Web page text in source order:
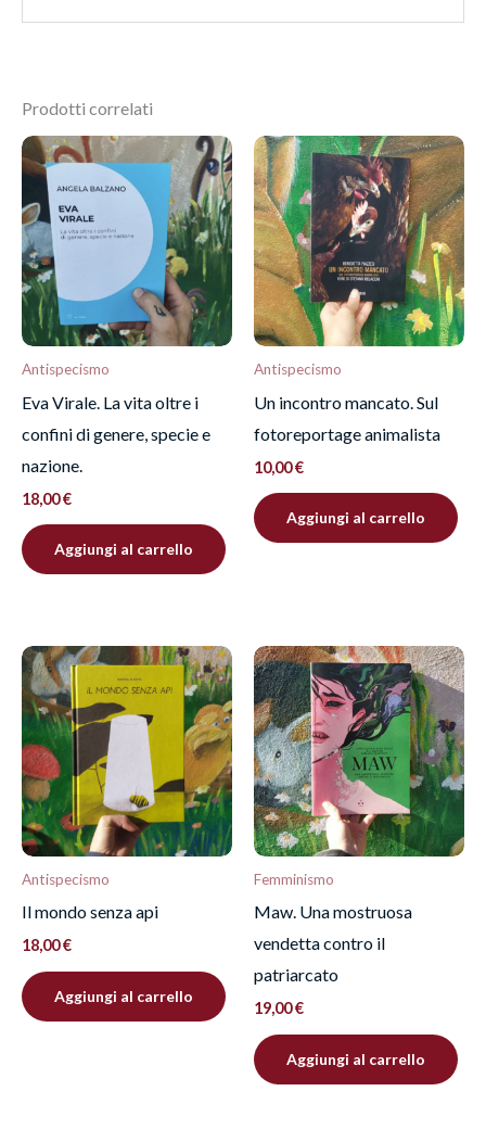
Recensisci per primo “Una
damigella non in pericolo”
Devi effettuare l’accessoper pubblicare una
recensione.
Prodotti correlati
Antispecismo
Eva Virale. La vita oltre i
confini di genere, specie e
nazione.
18,00€
Aggiungi al carrello
Antispecismo
Un incontro mancato. Sul
fotoreportage animalista
10,00€
Aggiungi al carrello
Antispecismo
Il mondo senza api
18,00€
Aggiungi al carrello
Femminismo
Maw. Una mostruosa
vendetta contro il
patriarcato
19,00€
Aggiungi al carrello